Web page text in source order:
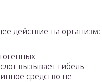
действие на организм:
вызывает гибель
средство не